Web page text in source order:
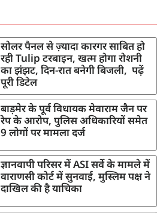
सोलर पैनल से ज़्यादा कारगर साबित हो
रही Tulip टरबाइन, खत्म होगा रोशनी
का झंझट, दिन-रात बनेगी बिजली, पढ़ें
पूरी डिटेल
बाड़मेर के पूर्व विधायक मेवाराम जैन पर
रेप के आरोप, पुलिस अधिकारियों समेत
9 लोगों पर मामला दर्ज
ज्ञानवापी परिसर में ASI सर्वे के मामले में
वाराणसी कोर्ट में सुनवाई, मुस्लिम पक्ष ने
दाखिल की है याचिका